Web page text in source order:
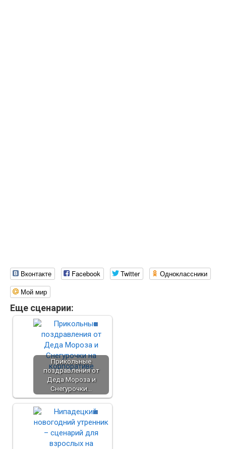
Вконтакте Facebook Twitter
Одноклассники
Мой мир
Еще сценарии:
Прикольные
поздравления от
Деда Мороза и
Снегурочки…